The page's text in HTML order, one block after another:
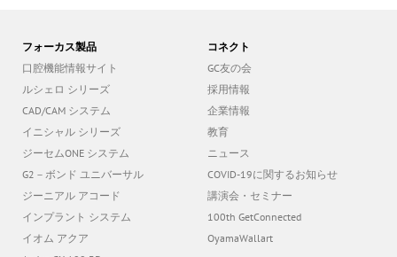
フォーカス製品
口腔機能情報サイト
ルシェロ シリーズ
CAD/CAM システム
イニシャル シリーズ
G2－ボンド ユニバーサル
ジーニアル アコード
インプラント システム
イオム アクア
コネクト
GC友の会
採用情報
企業情報
教育
COVID-19に関するお知らせ
講演会・セミナー
OyamaWallart